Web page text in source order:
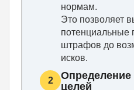
нормам.
Это позволяет
потенциальные
штрафов до
исков.
2
Определение
целей